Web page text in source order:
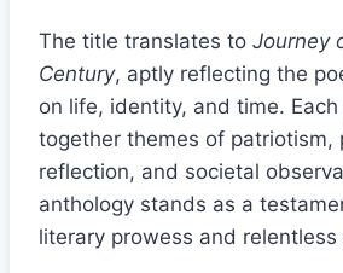
The title translates to Journey
Century, aptly reflecting the
on life, identity, and time.
together themes of patriotism,
reflection, and societal
anthology stands as a
literary prowess and relentless